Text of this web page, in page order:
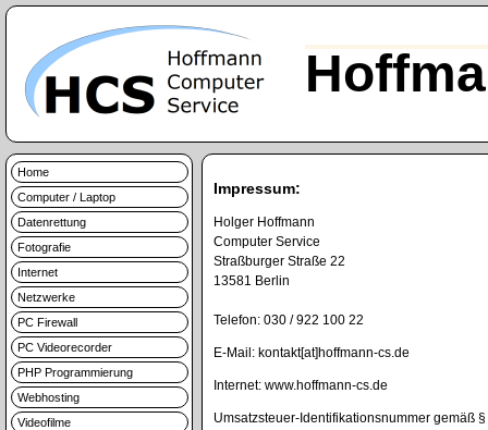
Home
Computer / Laptop
Datenrettung
Fotografie
Internet
Netzwerke
PC Firewall
PC Videorecorder
PHP Programmierung
Webhosting
Videofilme
Impressum:
Holger Hoffmann
Computer Service
Straßburger Straße 22
13581 Berlin
Telefon: 030 / 922 100 22
E-Mail: kontakt[at]hoffmann-cs.de
Internet: www.hoffmann-cs.de
Umsatzsteuer-Identifikationsnummer gemäß